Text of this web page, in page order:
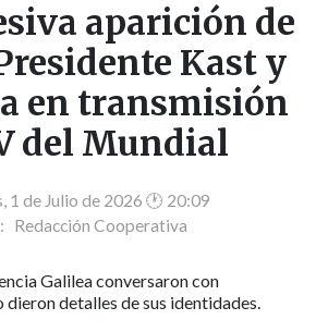
aparición de
Kast y
en transmisión
del Mundial
de Julio de 2026 🕐 20:09
Redacción Cooperativa
Galilea conversaron con
dieron detalles de sus identidades.